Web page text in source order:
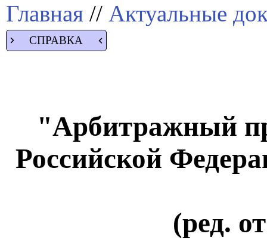
Главная // Актуальные
СПРАВКА
"Арбитражный
Российской
(ред.